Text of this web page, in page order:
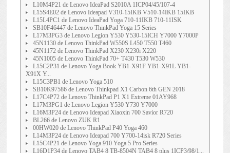
L10M4P21 de Lenovo IdeaPad S2010A 1ICP04/45/107-4
L15S4E02 de Lenovo Ideapad V310-15IKB V510-14IKB 15IKB
L15L4PC1 de Lenovo IdeaPad Yoga 710-11IKB 710-11ISK
SB10F46447 de Lenovo ThinkPad Yoga 15 Series
L17M3PG3 de Lenovo Legion Y530 Y530-15ICH Y7000 Y7000P
45N1130 de Lenovo ThinkPad W550S L450 T550 T460
45N1172 de Lenovo ThinkPad X230 X230i X220
45N1005 de Lenovo ThinkPad 70+ T430 T530 W530
L15C2P31 de Lenovo Yoga Book YB1-X91F YB1-X91L YB1-
X91X Y...
L15C3PB1 de Lenovo Yoga 510
SB10K97586 de Lenovo Thinkpad X1 Carbon 6th GEN 2018
L17C4P72 de Lenovo ThinkPad P1 X1 Extreme 01AY968
L17M3PG1 de Lenovo Legion Y530 Y730 Y7000
L16M3P24 de Lenovo Ideapad Xiaoxin 700 Savior R720
BL266 de Lenovo ZUK R1
00HW020 de Lenovo ThinkPad P40 Yoga 460
L14M3P24 de Lenovo Ideapad 700 Y700-14isk R720 Series
L15C4P21 de Lenovo Yoga 910 Yoga 5 Pro Series
L16D1P34 de Lenovo TAB4 8 TB-8504N TAB4 8 plus 1ICP3/98/1...